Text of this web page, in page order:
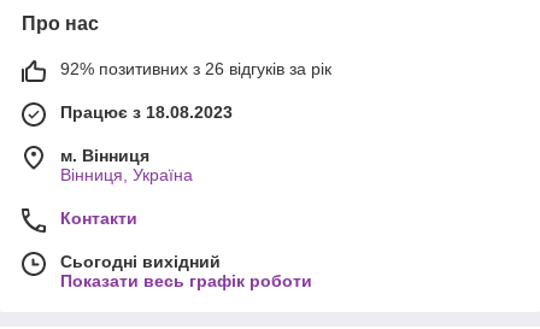
Про нас
92% позитивних з 26 відгуків за рік
Працює з 18.08.2023
м. Вінниця
Вінниця, Україна
Контакти
Сьогодні вихідний
Показати весь графік роботи